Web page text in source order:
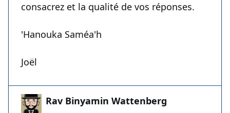
consacrez et la qualité de vos réponses.
'Hanouka Saméa'h
Joël
Rav Binyamin Wattenberg